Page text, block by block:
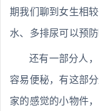
期我们聊到女生相
水、多排尿可以预
还有一部分人
容易便秘，有这部
家的感觉的小物件